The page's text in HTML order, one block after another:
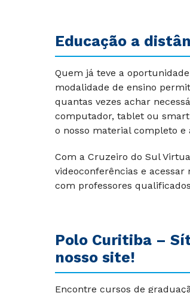
Educação a
Quem já teve a
modalidade de ensino
quantas vezes achar
computador, tablet ou
o nosso material completo e
Com a Cruzeiro do Sul
videoconferências e
com professores
Polo Curitiba –
nosso site!
Encontre cursos de